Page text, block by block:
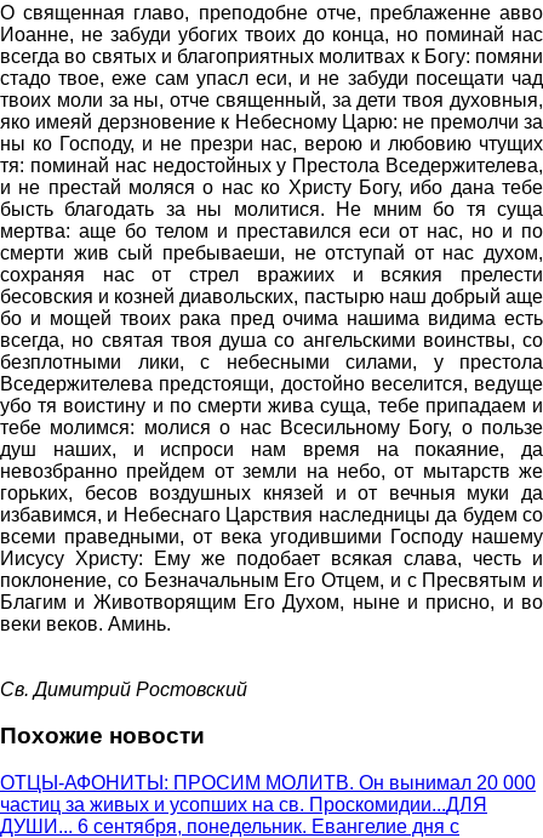
О священная главо, преподобне отче, преблаженне авво
Иоанне, не забуди убогих твоих до конца, но поминай нас
всегда во святых и благоприятных молитвах к Богу: помяни
стадо твое, еже сам упасл еси, и не забуди посещати чад
твоих моли за ны, отче священный, за дети твоя духовныя,
яко имеяй дерзновение к Небесному Царю: не премолчи за
ны ко Господу, и не презри нас, верою и любовию чтущих
тя: поминай нас недостойных у Престола Вседержителева,
и не престай моляся о нас ко Христу Богу, ибо дана тебе
бысть благодать за ны молитися. Не мним бо тя суща
мертва: аще бо телом и преставился еси от нас, но и по
смерти жив сый пребываеши, не отступай от нас духом,
сохраняя нас от стрел вражиих и всякия прелести
бесовския и козней диавольских, пастырю наш добрый аще
бо и мощей твоих рака пред очима нашима видима есть
всегда, но святая твоя душа со ангельскими воинствы, со
безплотными лики, с небесными силами, у престола
Вседержителева предстоящи, достойно веселится, ведуще
убо тя воистину и по смерти жива суща, тебе припадаем и
тебе молимся: молися о нас Всесильному Богу, о пользе
душ наших, и испроси нам время на покаяние, да
невозбранно прейдем от земли на небо, от мытарств же
горьких, бесов воздушных князей и от вечныя муки да
избавимся, и Небеснаго Царствия наследницы да будем со
всеми праведными, от века угодившими Господу нашему
Иисусу Христу: Ему же подобает всякая слава, честь и
поклонение, со Безначальным Его Отцем, и с Пресвятым и
Благим и Животворящим Его Духом, ныне и присно, и во
веки веков. Аминь.
Св. Димитрий Ростовский
Похожие новости
ОТЦЫ-АФОНИТЫ: ПРОСИМ МОЛИТВ. Он вынимал 20 000
частиц за живых и усопших на св. Проскомидии...ДЛЯ
ДУШИ... 6 сентября, понедельник. Евангелие дня с